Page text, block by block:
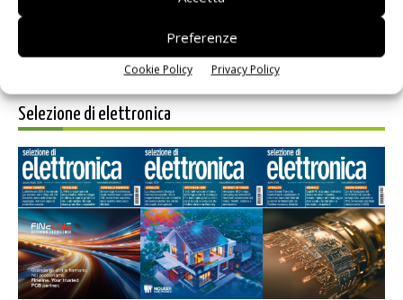
Preferenze
Cookie Policy Privacy Policy
Selezione di elettronica